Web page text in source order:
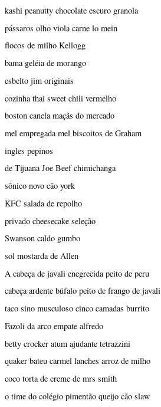
kashi peanutty chocolate escuro granola
pássaros olho viola carne lo mein
flocos de milho Kellogg
bama geléia de morango
esbelto jim originais
cozinha thai sweet chili vermelho
boston canela maçãs do mercado
mel empregada mel biscoitos de Graham
ingles pepinos
de Tijuana Joe Beef chimichanga
sônico novo cão york
KFC salada de repolho
privado cheesecake seleção
Swanson caldo gumbo
sol mostarda de Allen
A cabeça de javali enegrecida peito de peru
cabeça ardente búfalo peito de frango de javali
taco sino musculoso cinco camadas burrito
Fazoli da arco empate alfredo
betty crocker atum ajudante tetrazzini
quaker bateu carmel lanches arroz de milho
coco torta de creme de mrs smith
o time do colégio pimentão queijo cão slaw